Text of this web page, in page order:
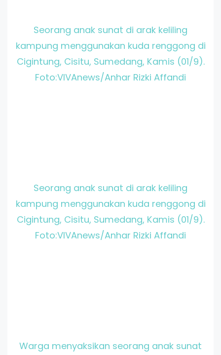
Seorang anak sunat di arak keliling
kampung menggunakan kuda renggong di
Cigintung, Cisitu, Sumedang, Kamis (01/9).
Foto:VIVAnews/Anhar Rizki Affandi
Seorang anak sunat di arak keliling
kampung menggunakan kuda renggong di
Cigintung, Cisitu, Sumedang, Kamis (01/9).
Foto:VIVAnews/Anhar Rizki Affandi
Warga menyaksikan seorang anak sunat